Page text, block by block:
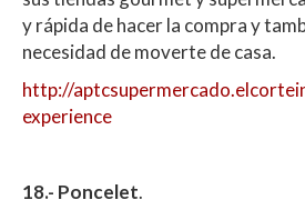
y rápida de hacer la compra y
necesidad de moverte de casa.
http://
experience
18.- Poncelet.